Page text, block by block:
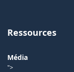
Ressources
Média
">